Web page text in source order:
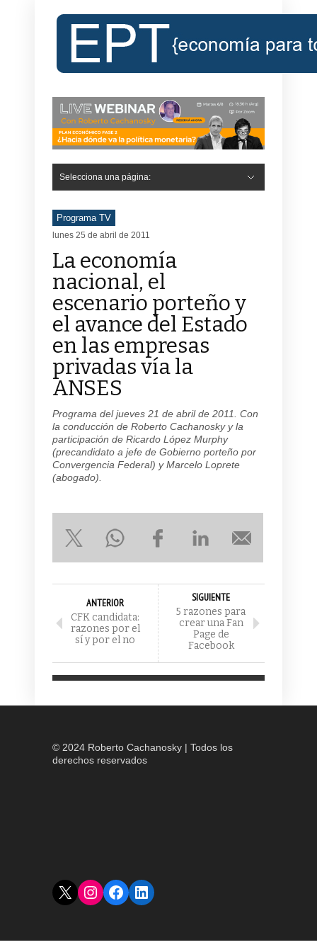
Selecciona una página:
Programa TV
lunes 25 de abril de 2011
La economía
nacional, el
escenario porteño y
el avance del Estado
en las empresas
privadas vía la
ANSES
Programa del jueves 21 de abril de 2011. Con
la conducción de Roberto Cachanosky y la
participación de Ricardo López Murphy
(precandidato a jefe de Gobierno porteño por
Convergencia Federal) y Marcelo Loprete
(abogado).
ANTERIOR
CFK candidata:
razones por el
sí y por el no
SIGUIENTE
5 razones para
crear una Fan
Page de
Facebook
© 2024 Roberto Cachanosky | Todos los
derechos reservados
X Instagram
Facebook
LinkedIn